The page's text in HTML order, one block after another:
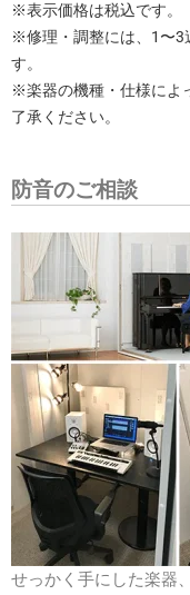
※表示価格は税込です。
※修理・調整には、1〜3
す。
※楽器の機種・仕様によ
了承ください。
防音のご相談
せっかく手にした楽器